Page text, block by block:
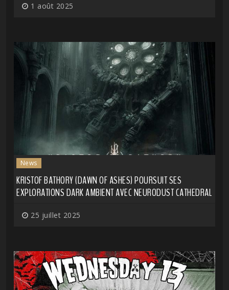
1 août 2025
News
KRISTOF BATHORY (DAWN OF ASHES) POURSUIT SES
EXPLORATIONS DARK AMBIENT AVEC NEURODUST CATHEDRAL
25 juillet 2025